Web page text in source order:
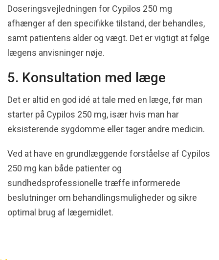
Doseringsvejledningen for Cypilos 250 mg
afhænger af den specifikke tilstand, der behandles,
samt patientens alder og vægt. Det er vigtigt at følge
lægens anvisninger nøje.
5. Konsultation med læge
Det er altid en god idé at tale med en læge, før man
starter på Cypilos 250 mg, især hvis man har
eksisterende sygdomme eller tager andre medicin.
Ved at have en grundlæggende forståelse af Cypilos
250 mg kan både patienter og
sundhedsprofessionelle træffe informerede
beslutninger om behandlingsmuligheder og sikre
optimal brug af lægemidlet.